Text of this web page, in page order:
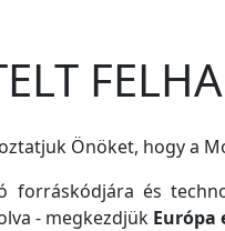
Önöket, hogy a
forráskódjára és
- megkezdjük Európa